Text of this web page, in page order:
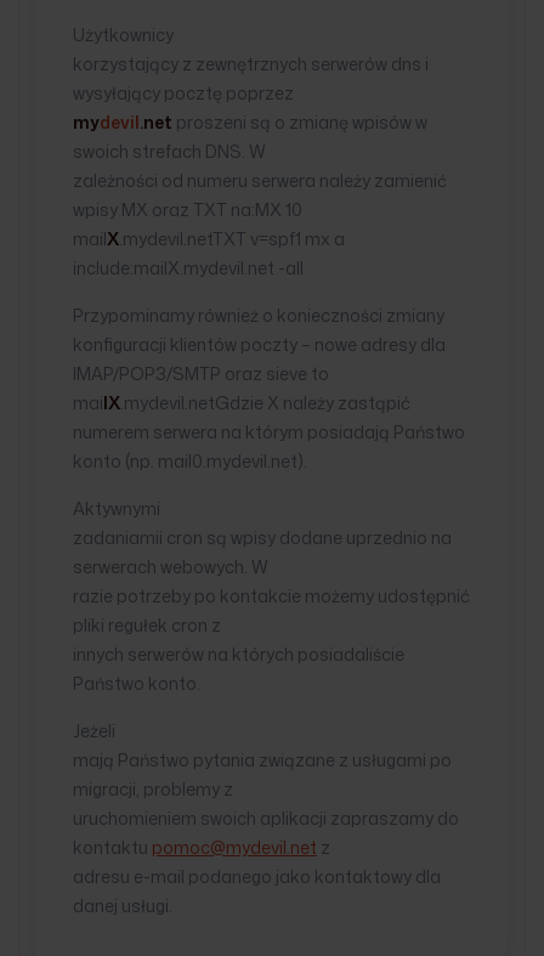
Użytkownicy
korzystający z zewnętrznych serwerów dns i
wysyłający pocztę poprzez
mydevil .net proszeni są o zmianę wpisów w
swoich strefach DNS. W
zależności od numeru serwera należy zamienić
wpisy MX oraz TXT na:MX 10
mailX .mydevil.netTXT v=spf1 mx a
include:mailX.mydevil.net -all
Przypominamy również o konieczności zmiany
konfiguracji klientów poczty – nowe adresy dla
IMAP/POP3/SMTP oraz sieve to
mailX .mydevil.netGdzie X należy zastąpić
numerem serwera na którym posiadają Państwo
konto (np. mail0.mydevil.net).
Aktywnymi
zadaniamii cron są wpisy dodane uprzednio na
serwerach webowych. W
razie potrzeby po kontakcie możemy udostępnić
pliki regułek cron z
innych serwerów na których posiadaliście
Państwo konto.
Jeżeli
mają Państwo pytania związane z usługami po
migracji, problemy z
uruchomieniem swoich aplikacji zapraszamy do
kontaktu pomoc@mydevil.net z
adresu e-mail podanego jako kontaktowy dla
danej usługi.